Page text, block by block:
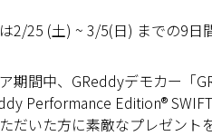
2/25 (土) ~ 3/5(日) までの9日
期間中、GReddyデモカー「
Performance Edition®
だいた方に素敵なプレゼント